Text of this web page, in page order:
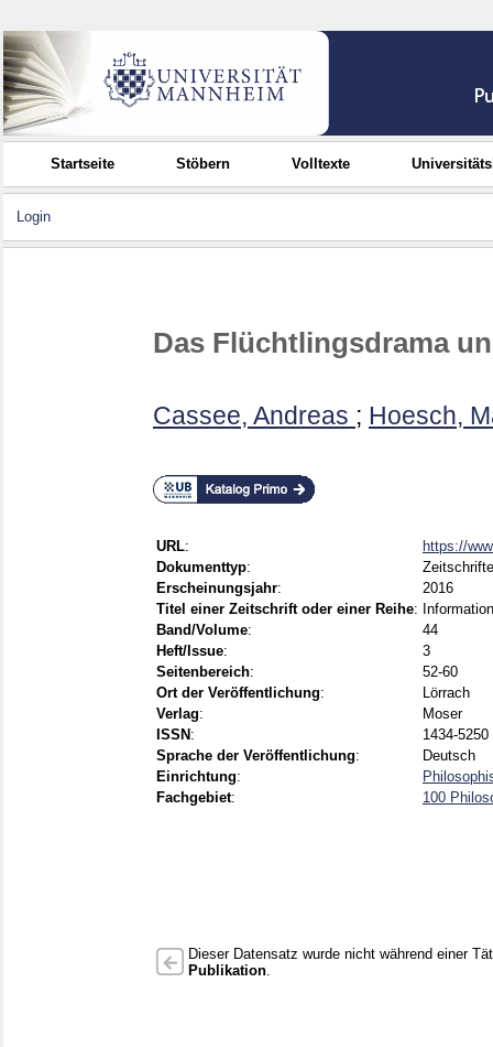
Startseite Stöbern Volltexte
Login
Das Flüchtlingsdrama
Cassee, Andreas ; Hoesch,
URL:
https://
Dokumenttyp:
Erscheinungsjahr:
2016
Titel einer Zeitschrift oder einer Reihe:
Band/Volume:
44
Heft/Issue:
3
Seitenbereich:
52-60
Ort der Veröffentlichung:
Lörrach
Verlag:
Moser
ISSN :
1434-
Sprache der Veröffentlichung:
Deutsch
Einrichtung:
Fachgebiet: 100
Dieser Datensatz wurde nicht während einer
Publikation